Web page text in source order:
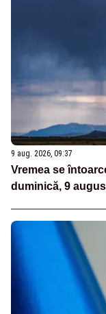
9 aug. 2026, 09:37
Vremea se
duminică, 9